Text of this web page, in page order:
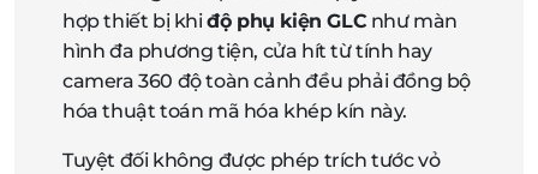
hợp thiết bị khiđộ phụ kiện GLC như màn
hình đa phương tiện, cửa hít từ tính hay
camera 360 độ toàn cảnh đều phải đồng bộ
hóa thuật toán mã hóa khép kín này.
Tuyệt đối không được phép trích tước vỏ